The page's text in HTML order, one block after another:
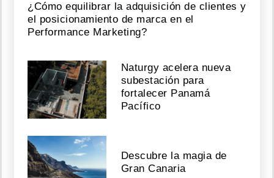
¿Cómo equilibrar la adquisición de clientes y
el posicionamiento de marca en el
Performance Marketing?
Naturgy acelera nueva
subestación para
fortalecer Panamá
Pacífico
Descubre la magia de
Gran Canaria